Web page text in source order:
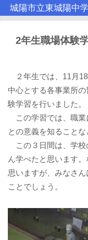
城陽市立東城陽中
2年生職場体験
２年生では、11月
中心とする各事業所
験学習を行いました。
この学習では、職業
との意義を知ることな
この３日間は、学校
ん学べたと思います
思いますが、みなさ
ことでしょう。